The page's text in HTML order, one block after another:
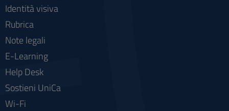
Identità visiva
Rubrica
Note legali
E-Learning
Help Desk
Sostieni UniCa
Wi-Fi